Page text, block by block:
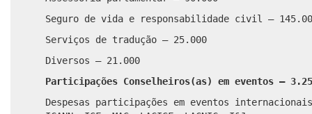
Seguro de vida e responsabilidade civil –
Serviços de tradução – 25.000
Diversos – 21.000
Participações Conselheiros(as) em eventos –
Despesas participações em eventos